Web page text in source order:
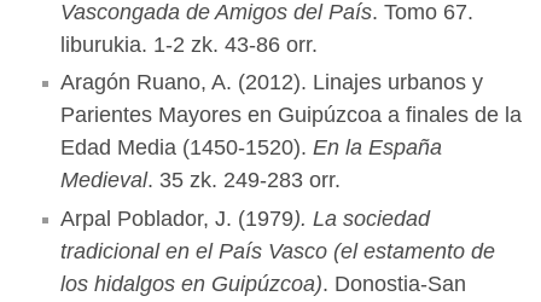
Vascongada de Amigos del País. Tomo 67.
liburukia. 1-2 zk. 43-86 orr.
Aragón Ruano, A. (2012). Linajes urbanos y
Parientes Mayores en Guipúzcoa a finales de la
Edad Media (1450-1520). En la España
Medieval. 35 zk. 249-283 orr.
Arpal Poblador, J. (1979). La sociedad
tradicional en el País Vasco (el estamento de
los hidalgos en Guipúzcoa). Donostia-San